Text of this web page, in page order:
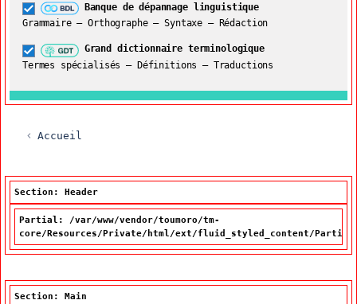
Banque de dépannage linguistique
Grammaire – Orthographe – Syntaxe – Rédaction
Grand dictionnaire terminologique
Termes spécialisés – Définitions – Traductions
Grand dictionnaire terminologique
Restreindre aux termes
Accueil
Section: Header
Partial: /var/www/vendor/toumoro/tm-
core/Resources/Private/html/ext/fluid_styled_content/
Section: Main